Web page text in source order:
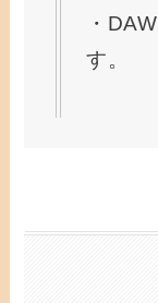
・
す。